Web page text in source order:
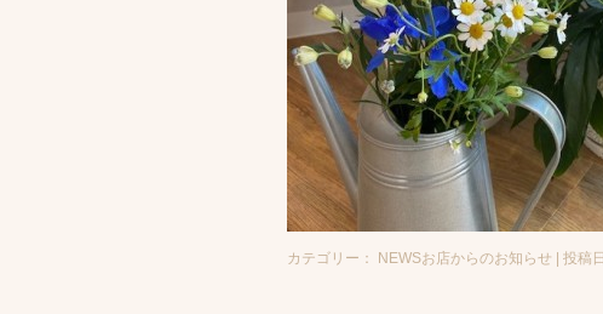
カテゴリー： NEWSお店からのお知らせ | 投稿